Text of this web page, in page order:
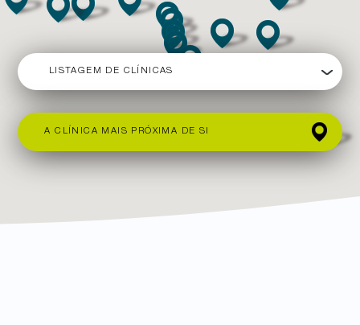
LISTAGEM DE CLÍNICAS
A CLÍNICA MAIS PRÓXIMA DE SI